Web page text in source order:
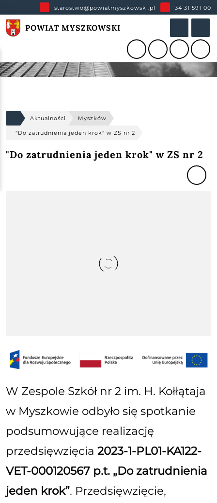
starostwo@powiatmyszkowski.pl 34 31 591 00
POWIAT MYSZKOWSKI
Aktualności Myszków
"Do zatrudnienia jeden krok" w ZS nr 2
"Do zatrudnienia jeden krok" w ZS nr 2
W Zespole Szkół nr 2 im. H. Kołłątaja
w Myszkowie odbyło się spotkanie
podsumowujące realizację
przedsięwzięcia2023-1-PL01-KA122-
VET-000120567 p.t. „Do zatrudnienia
jeden krok”. Przedsięwzięcie,